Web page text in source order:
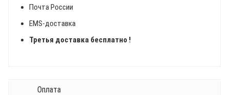
Почта России
EMS-доставка
Третья доставка бесплатно !
Оплата